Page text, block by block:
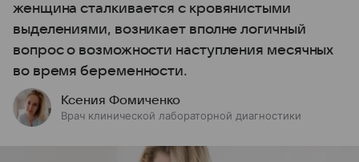
женщина сталкивается с кровянистыми
выделениями, возникает вполне логичный
вопрос о возможности наступления месячных
во время беременности.
Ксения Фомиченко
Врач клинической лабораторной диагностики